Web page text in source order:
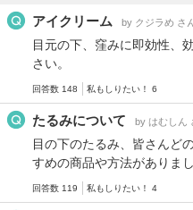
アイクリーム by クジラめ さ
目元の下、窪みに即効性、
さい。
回答数 148 私もしりたい！ 6
たるみについて by はむしん
目の下のたるみ、皆さんど
すめの商品や方法がありま
回答数 119 私もしりたい！ 4